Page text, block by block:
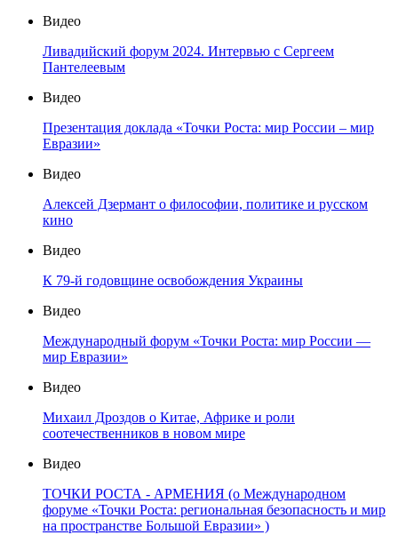
Видео
Ливадийский форум 2024. Интервью с Сергеем
Пантелеевым
Видео
Презентация доклада «Точки Роста: мир России – мир
Евразии»
Видео
Алексей Дзермант о философии, политике и русском
кино
Видео
К 79-й годовщине освобождения Украины
Видео
Международный форум «Точки Роста: мир России —
мир Евразии»
Видео
Михаил Дроздов о Китае, Африке и роли
соотечественников в новом мире
Видео
ТОЧКИ РОСТА - АРМЕНИЯ (о Международном
форуме «Точки Роста: региональная безопасность и мир
на пространстве Большой Евразии» )